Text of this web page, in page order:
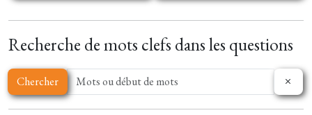
Recherche de mots clefs dans les questions
Chercher